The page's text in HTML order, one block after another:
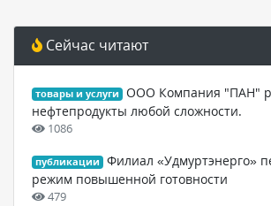
Сейчас читают
товары и услуги
ООО Компания "ПАН"
нефтепродукты любой сложности.
1086
публикации
Филиал «Удмуртэнерго»
режим повышенной готовности
479